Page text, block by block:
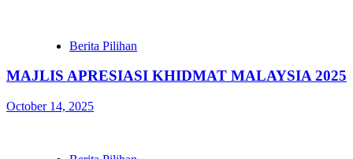
Berita Pilihan
MAJLIS APRESIASI KHIDMAT MALAYSIA 2025
October 14, 2025